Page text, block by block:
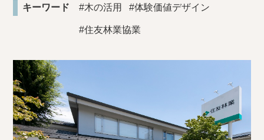
キーワード #木の活用 #体験価値デザイン
#住友林業協業